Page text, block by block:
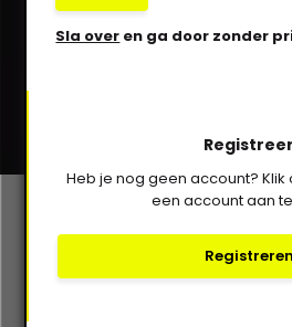
Sla over en ga door zonder
Registreer
Heb je nog geen account?
een account aan
Registreren
Mijn account